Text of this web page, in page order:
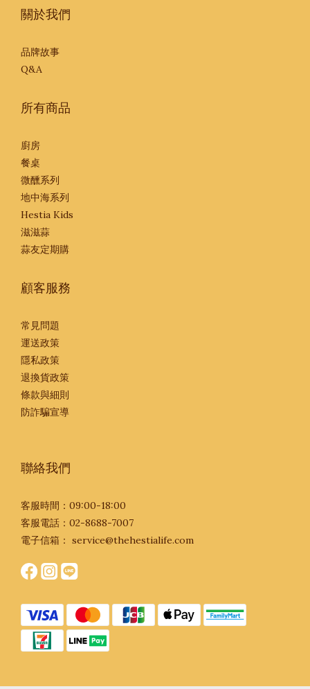
關於我們
品牌故事
Q&A
所有商品
廚房
餐桌
微醺系列
地中海系列
Hestia Kids
滋滋蒜
蒜友定期購
顧客服務
常見問題
運送政策
隱私政策
退換貨政策
條款與細則
防詐騙宣導
聯絡我們
客服時間：09:00-18:00
客服電話：02-8688-7007
電子信箱： service@thehestialife.com